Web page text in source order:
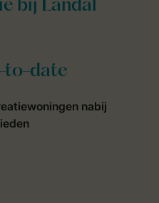
to-date
nabij